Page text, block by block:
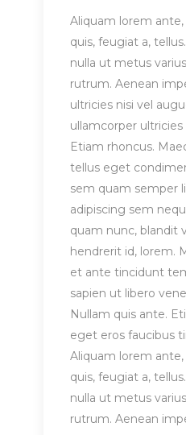
Aliquam lorem ante,
quis, feugiat a,
nulla ut metus
rutrum. Aenean
ultricies nisi vel
ullamcorper
Etiam rhoncus.
tellus eget
sem quam semper
adipiscing sem
quam nunc, blandit
hendrerit id, lorem.
et ante tincidunt
sapien ut libero
Nullam quis ante.
eget eros faucibus
Aliquam lorem ante,
quis, feugiat a,
nulla ut metus
rutrum. Aenean